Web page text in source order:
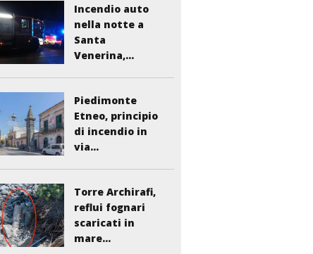
Incendio auto
nella notte a
Santa
Venerina,...
Piedimonte
Etneo, principio
di incendio in
via...
Torre Archirafi,
reflui fognari
scaricati in
mare...